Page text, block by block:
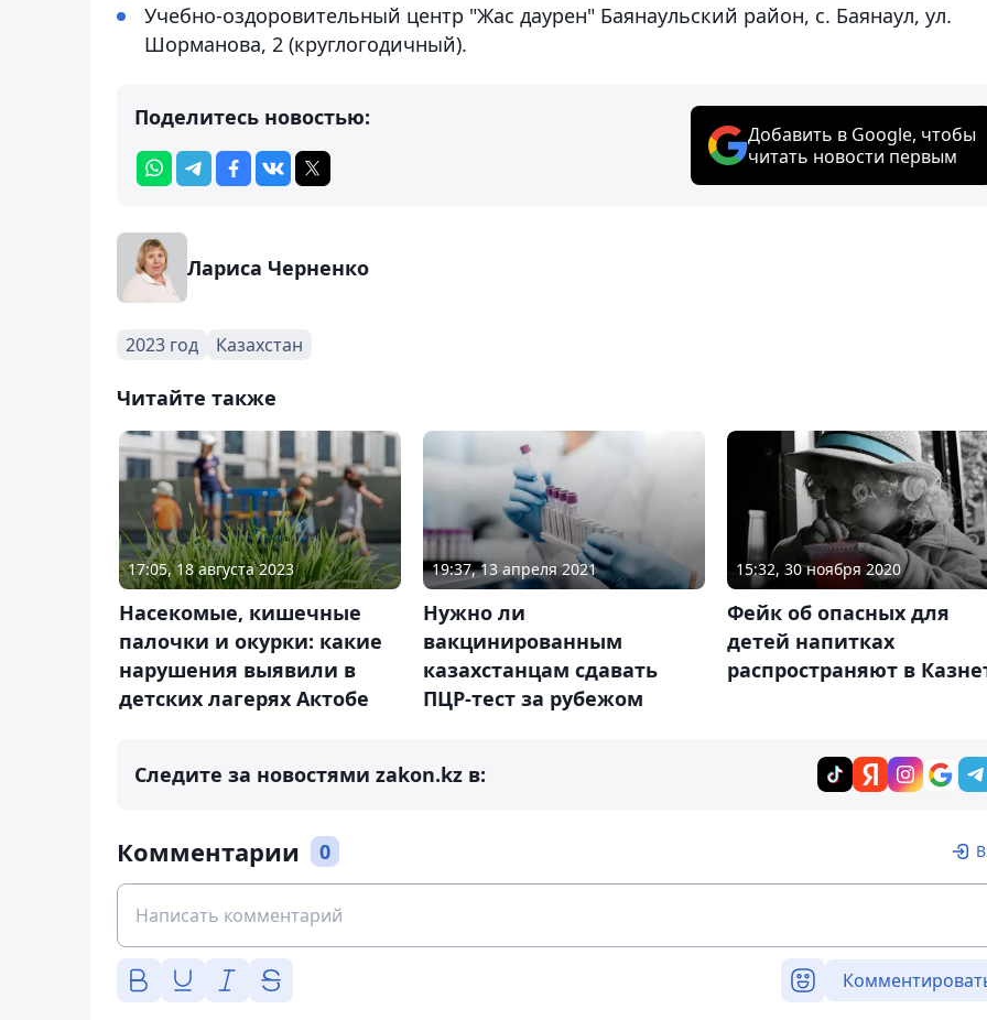
Учебно-оздоровительный центр "Жас даурен" Баянаульский район, с. Баянаул, ул.
Шорманова, 2 (круглогодичный).
Поделитесь новостью:
Добавить в Google, чтобы
читать новости первым
Лариса Черненко
2023 год Казахстан
Читайте также
17:05, 18 августа 2023
Насекомые, кишечные
палочки и окурки: какие
нарушения выявили в
детских лагерях Актобе
19:37, 13 апреля 2021
Нужно ли
вакцинированным
казахстанцам сдавать
ПЦР-тест за рубежом
15:32, 30 ноября 2020
Фейк об опасных для
детей напитках
распространяют в
Следите за новостями zakon.kz в:
Комментарии 0